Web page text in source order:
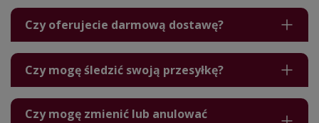
Czy oferujecie darmową dostawę?
Czy mogę śledzić swoją przesyłkę?
Czy mogę zmienić lub anulować